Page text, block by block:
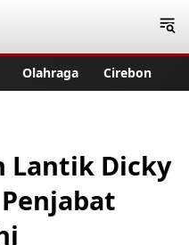
Olahraga Cirebon
Lantik Dicky